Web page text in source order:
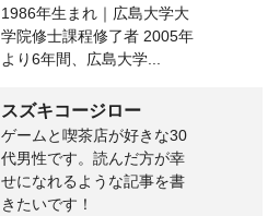
1986年生まれ｜広島大学大
学院修士課程修了者 2005年
より6年間、広島大学...
スズキコージロー
ゲームと喫茶店が好きな30
代男性です。読んだ方が幸
せになれるような記事を書
きたいです！